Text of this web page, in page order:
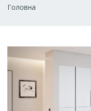
Рядок
Головна